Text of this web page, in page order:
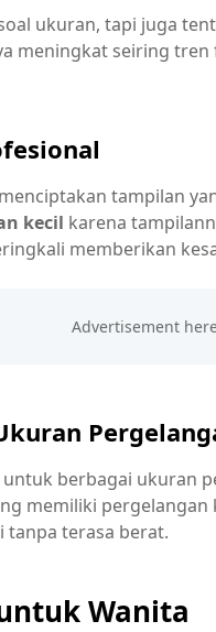
ukuran, tapi juga
meningkat seiring
tampilan
kecil karena
memberikan
berbagai ukuran
memiliki pergelangan
tanpa terasa berat.
Wanita